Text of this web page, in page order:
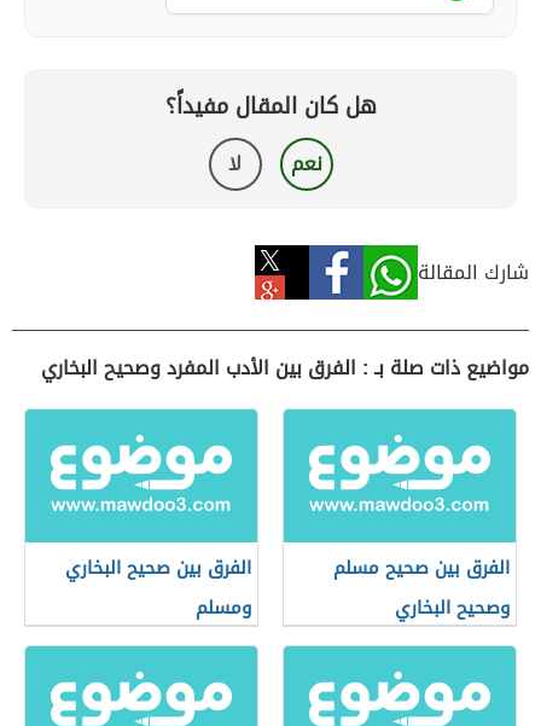
هل كان المقال مفيداً؟
نعم لا
شارك المقالة
مواضيع ذات صلة بـ : الفرق بين الأدب المفرد وصحيح البخاري
الفرق بين صحيح مسلم
وصحيح البخاري
الفرق بين صحيح البخاري
ومسلم